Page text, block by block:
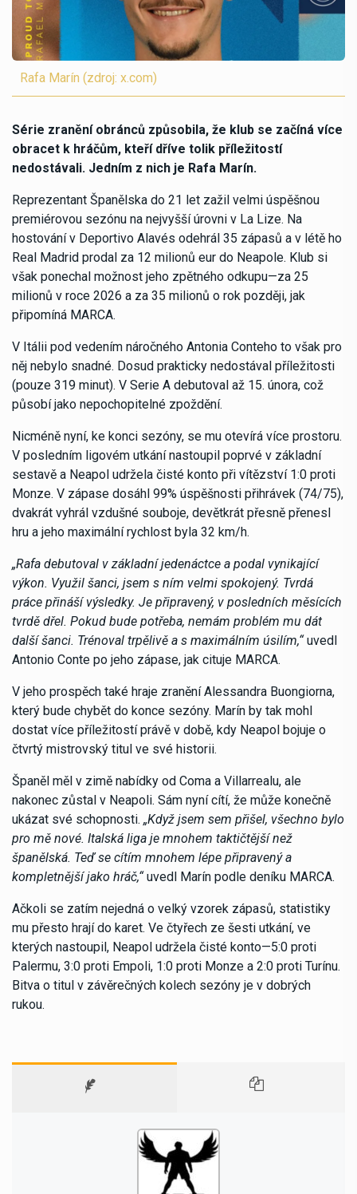
Rafa Marín (zdroj: x.com)
Série zranění obránců způsobila, že klub se začíná více
obracet k hráčům, kteří dříve tolik příležitostí
nedostávali. Jedním z nich je Rafa Marín.
Reprezentant Španělska do 21 let zažil velmi úspěšnou
premiérovou sezónu na nejvyšší úrovni v La Lize. Na
hostování v Deportivo Alavés odehrál 35 zápasů a v létě ho
Real Madrid prodal za 12 milionů eur do Neapole. Klub si
však ponechal možnost jeho zpětného odkupu—za 25
milionů v roce 2026 a za 35 milionů o rok později, jak
připomíná MARCA.
V Itálii pod vedením náročného Antonia Conteho to však pro
něj nebylo snadné. Dosud prakticky nedostával příležitosti
(pouze 319 minut). V Serie A debutoval až 15. února, což
působí jako nepochopitelné zpoždění.
Nicméně nyní, ke konci sezóny, se mu otevírá více prostoru.
V posledním ligovém utkání nastoupil poprvé v základní
sestavě a Neapol udržela čisté konto při vítězství 1:0 proti
Monze. V zápase dosáhl 99% úspěšnosti přihrávek (74/75),
dvakrát vyhrál vzdušné souboje, devětkrát přesně přenesl
hru a jeho maximální rychlost byla 32 km/h.
„Rafa debutoval v základní jedenáctce a podal vynikající
výkon. Využil šanci, jsem s ním velmi spokojený. Tvrdá
práce přináší výsledky. Je připravený, v posledních měsících
tvrdě dřel. Pokud bude potřeba, nemám problém mu dát
další šanci. Trénoval trpělivě a s maximálním úsilím,“uvedl
Antonio Conte po jeho zápase, jak cituje MARCA.
V jeho prospěch také hraje zranění Alessandra Buongiorna,
který bude chybět do konce sezóny. Marín by tak mohl
dostat více příležitostí právě v době, kdy Neapol bojuje o
čtvrtý mistrovský titul ve své historii.
Španěl měl v zimě nabídky od Coma a Villarrealu, ale
nakonec zůstal v Neapoli. Sám nyní cítí, že může konečně
ukázat své schopnosti. „Když jsem sem přišel, všechno bylo
pro mě nové. Italská liga je mnohem taktičtější než
španělská. Teď se cítím mnohem lépe připravený a
kompletnější jako hráč,“uvedl Marín podle deníku MARCA.
Ačkoli se zatím nejedná o velký vzorek zápasů, statistiky
mu přesto hrají do karet. Ve čtyřech ze šesti utkání, ve
kterých nastoupil, Neapol udržela čisté konto—5:0 proti
Palermu, 3:0 proti Empoli, 1:0 proti Monze a 2:0 proti Turínu.
Bitva o titul v závěrečných kolech sezóny je v dobrých
rukou.